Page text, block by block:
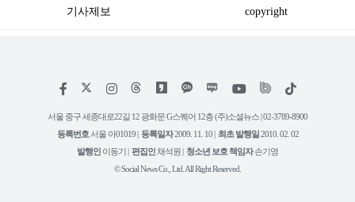
기사제보 copyright
페
스
북
인
타
그
램
위
트
리
유
튜
틱
서울 중구 세종대로22길 12 광화문 G스퀘어 12층 (주)소셜뉴스 | 02-3789-8900
등록번호 서울 아01019 | 등록일자2009. 11. 10 | 최초 발행일2010. 02. 02
발행인 이동기 | 편집인채석원 | 청소년 보호 책임자손기영
© Social News Co., Ltd. All Right Reserved.